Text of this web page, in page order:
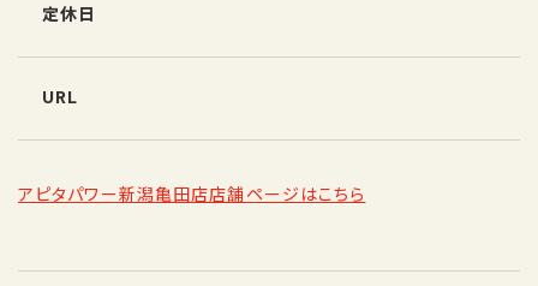
定休日
URL
アピタパワー新潟亀田店店舗ページはこちら